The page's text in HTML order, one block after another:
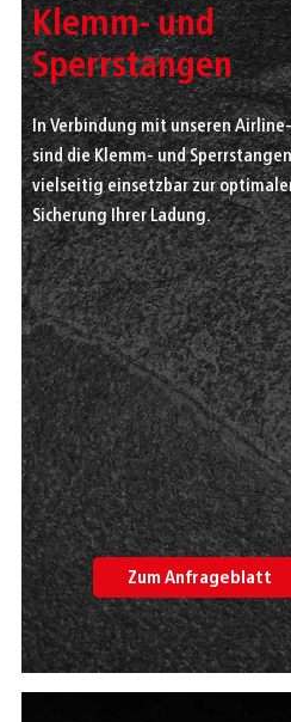
Klemm- und
Sperrstangen
In Verbindung mit unseren
sind die Klemm- und
vielseitig einsetzbar zur
Sicherung Ihrer Ladung.
Zum Anfrageblatt